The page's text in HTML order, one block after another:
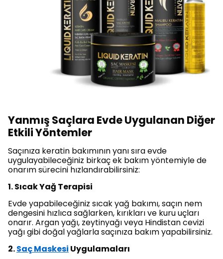
Yanmış Saçlara Evde Uygulanan Diğer
Etkili Yöntemler
Saçınıza keratin bakımının yanı sıra evde
uygulayabileceğiniz birkaç ek bakım yöntemiyle de
onarım sürecini hızlandırabilirsiniz:
1. Sıcak Yağ Terapisi
Evde yapabileceğiniz sıcak yağ bakımı, saçın nem
dengesini hızlıca sağlarken, kırıkları ve kuru uçları
onarır. Argan yağı, zeytinyağı veya Hindistan cevizi
yağı gibi doğal yağlarla saçınıza bakım yapabilirsiniz.
2.Saç Maskesi Uygulamaları